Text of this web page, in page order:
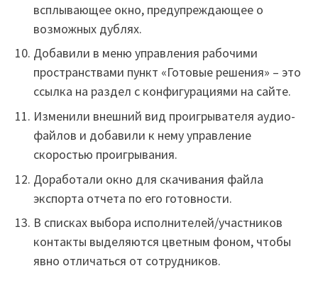
всплывающее окно, предупреждающее о
возможных дублях.
Добавили в меню управления рабочими
пространствами пункт «Готовые решения» – это
ссылка на раздел с конфигурациями на сайте.
Изменили внешний вид проигрывателя аудио-
файлов и добавили к нему управление
скоростью проигрывания.
Доработали окно для скачивания файла
экспорта отчета по его готовности.
В списках выбора исполнителей/участников
контакты выделяются цветным фоном, чтобы
явно отличаться от сотрудников.